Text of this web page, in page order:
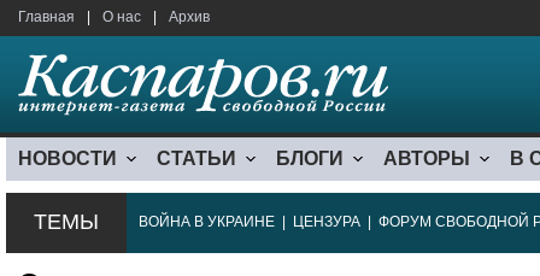
Главная О нас Архив
НОВОСТИ СТАТЬИ БЛОГИ АВТОРЫ В
ТЕМЫ ВОЙНА В УКРАИНЕ ЦЕНЗУРА ФОРУМ СВОБОДНОЙ